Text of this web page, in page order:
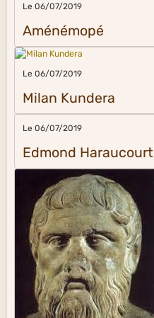
Le 06/07/2019
Aménémopé
Le 06/07/2019
Milan Kundera
Le 06/07/2019
Edmond Haraucourt